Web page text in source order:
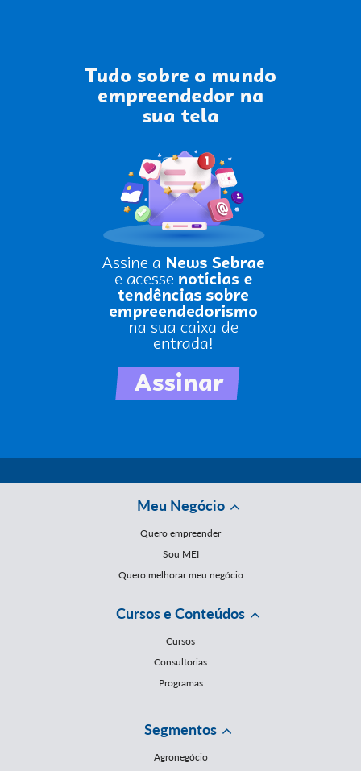
Meu Negócio
Quero empreender
Sou MEI
Quero melhorar meu negócio
Cursos e Conteúdos
Cursos
Consultorias
Programas
Segmentos
Agronegócio